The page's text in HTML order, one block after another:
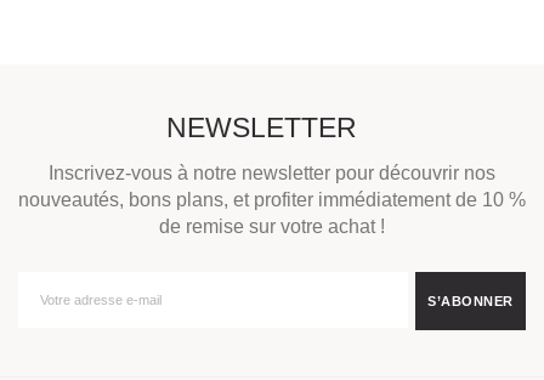
NEWSLETTER
Inscrivez-vous à notre newsletter pour découvrir nos
nouveautés, bons plans, et profiter immédiatement de 10 %
de remise sur votre achat !